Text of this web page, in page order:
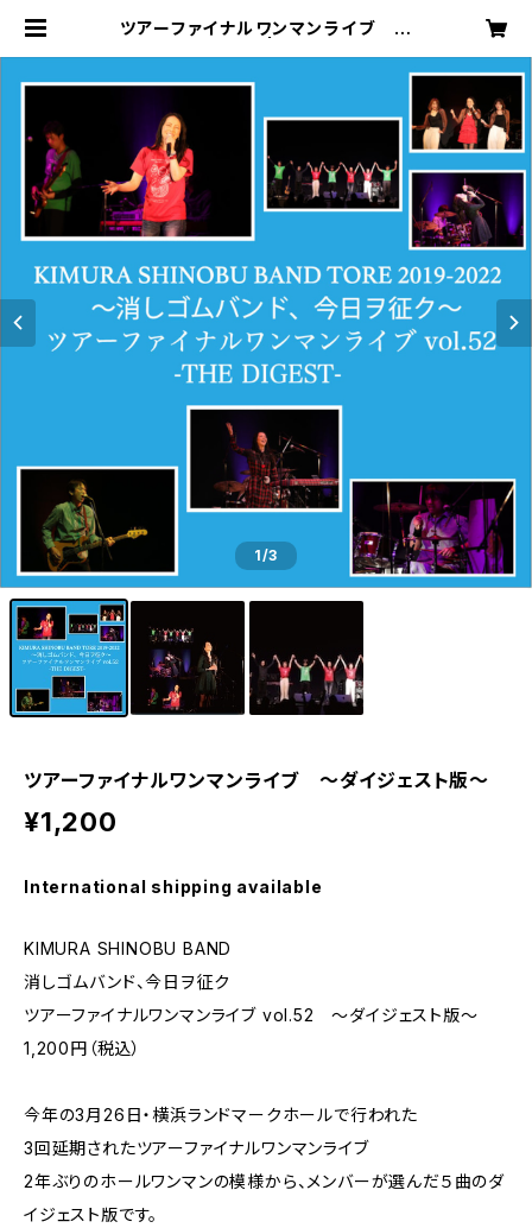
ツアーファイナルワンマンライブ 〜
1/3
ツアーファイナルワンマンライブ 〜ダイジェスト版〜
¥1,200
International shipping available
KIMURA SHINOBU BAND
消しゴムバンド、今日ヲ征ク
ツアーファイナルワンマンライブ vol.52 〜ダイジェスト版〜
1,200円（税込）
今年の3月26日・横浜ランドマークホールで行われた
3回延期されたツアーファイナルワンマンライブ
2年ぶりのホールワンマンの模様から、メンバーが選んだ５曲のダ
イジェスト版です。